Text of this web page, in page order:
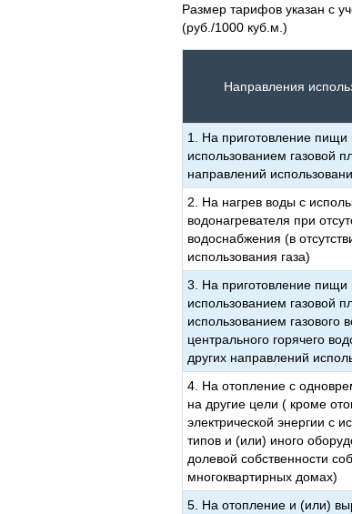
Размер тарифов указан с
(руб./1000 куб.м.)
Направления
1. На приготовление пищи
использованием газовой
направлений
2. На нагрев воды с
водонагревателя при
водоснабжения (в
использования газа)
3. На приготовление пищи
использованием газовой
использованием газового
центрального горячего
других направлений
4. На отопление с
на другие цели ( кроме
электрической энергии с
типов и (или) иного
долевой собственности
многоквартирных домах)
5. На отопление и (или)